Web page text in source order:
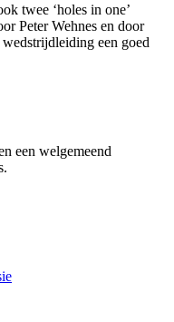
twee ‘holes in one’
Peter Wehnes en door
een goed
een welgemeend